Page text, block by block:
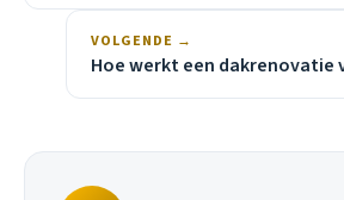
VOLGENDE →
Hoe werkt een dakrenovatie